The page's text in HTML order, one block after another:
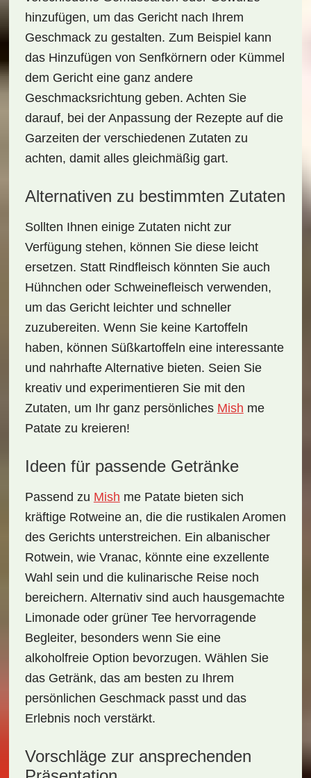
hinzufügen, um das Gericht nach Ihrem
Geschmack zu gestalten. Zum Beispiel kann
das Hinzufügen von Senfkörnern oder Kümmel
dem Gericht eine ganz andere
Geschmacksrichtung geben. Achten Sie
darauf, bei der Anpassung der Rezepte auf die
Garzeiten der verschiedenen Zutaten zu
achten, damit alles gleichmäßig gart.
Alternativen zu bestimmten Zutaten
Sollten Ihnen einige Zutaten nicht zur
Verfügung stehen, können Sie diese leicht
ersetzen. Statt Rindfleisch könnten Sie auch
Hühnchen oder Schweinefleisch verwenden,
um das Gericht leichter und schneller
zuzubereiten. Wenn Sie keine Kartoffeln
haben, können Süßkartoffeln eine interessante
und nahrhafte Alternative bieten. Seien Sie
kreativ und experimentieren Sie mit den
Zutaten, um Ihr ganz persönliches Mish me
Patatezu kreieren!
Ideen für passende Getränke
Passend zu Mish me Patatebieten sich
kräftige Rotweine an, die die rustikalen Aromen
des Gerichts unterstreichen. Ein albanischer
Rotwein, wie Vranac, könnte eine exzellente
Wahl sein und die kulinarische Reise noch
bereichern. Alternativ sind auch hausgemachte
Limonadeoder grüner Teehervorragende
Begleiter, besonders wenn Sie eine
alkoholfreie Option bevorzugen. Wählen Sie
das Getränk, das am besten zu Ihrem
persönlichen Geschmack passt und das
Erlebnis noch verstärkt.
Vorschläge zur ansprechenden